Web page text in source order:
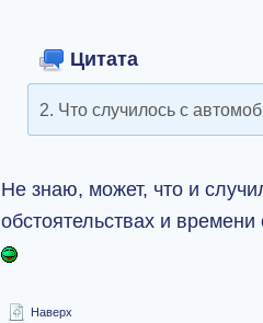
Цитата
2. Что случилось с
Не знаю, может, что и
обстоятельствах и
Наверх